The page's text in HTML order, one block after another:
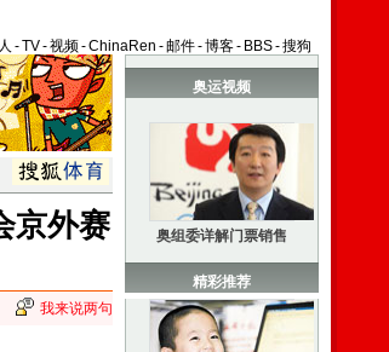
-TV-视频-ChinaRen -邮件-博客- BBS-搜狗
京外赛
我来说两句
奥运视频
奥组委详解门票销售
精彩推荐